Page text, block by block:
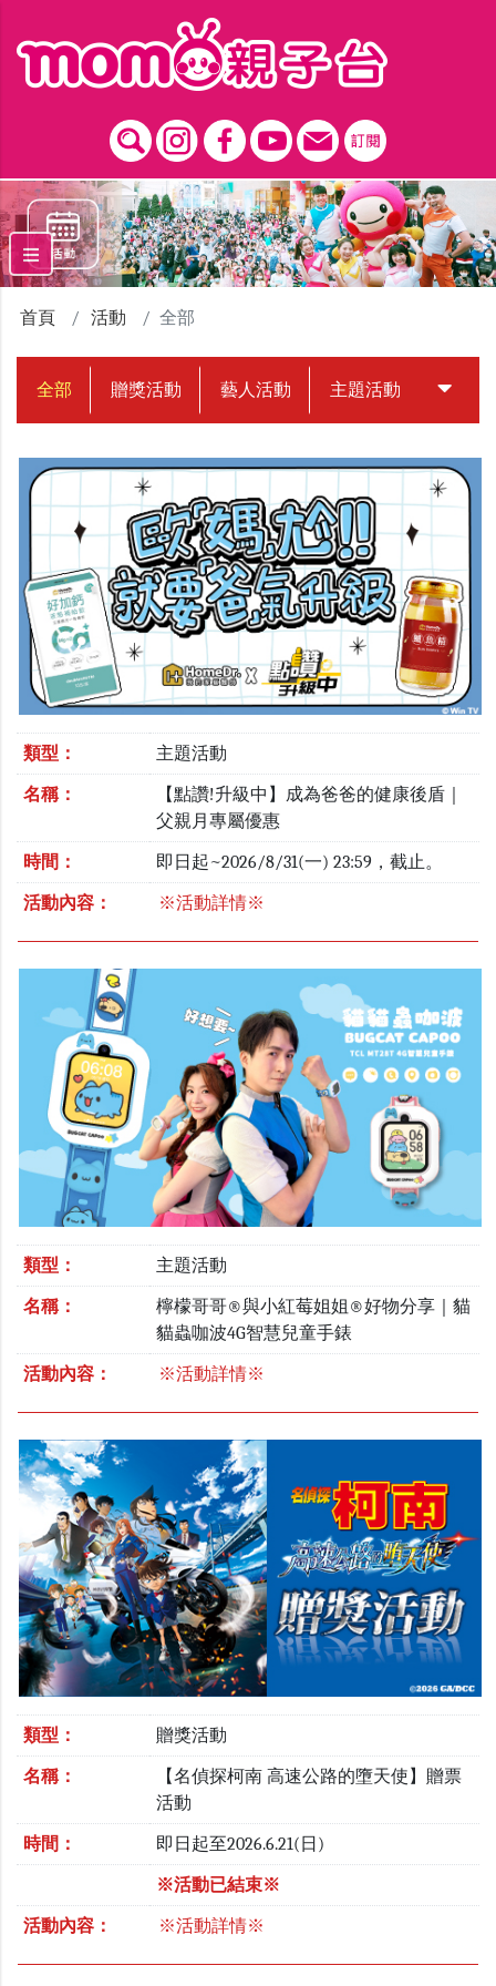
首頁 活動 全部
全部 贈獎活動 藝人活動 主題活動 中獎名
類型： 主題活動
名稱：
【點讚!升級中】成為爸爸的健康後盾｜
父親月專屬優惠
時間： 即日起~2026/8/31(一) 23:59，截止。
活動內容： ※活動詳情※
類型： 主題活動
名稱：
檸檬哥哥®與小紅莓姐姐®好物分享｜貓
貓蟲咖波4G智慧兒童手錶
活動內容： ※活動詳情※
類型： 贈獎活動
名稱：
【名偵探柯南 高速公路的墮天使】贈票
活動
時間： 即日起至2026.6.21(日)
※活動已結束※
活動內容： ※活動詳情※